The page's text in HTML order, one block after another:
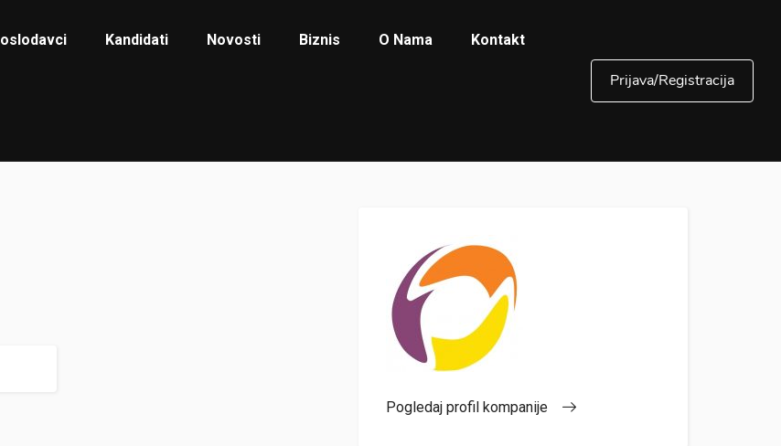
Kandidati Novosti Biznis O Nama Kontakt
Prijava/Registracija
Pogledaj profil kompanije